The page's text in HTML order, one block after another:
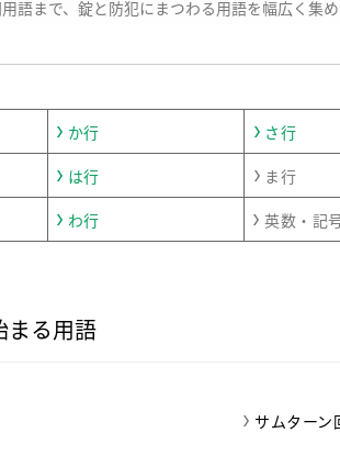
語まで、錠と防犯にまつわる用語を幅広く集
か行
さ行
は行
ま行
わ行 英数・記
まる用語
サムターン